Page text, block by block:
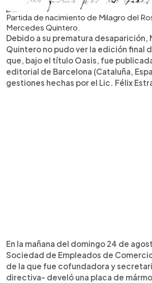
Partida de nacimiento de Milagro del
Mercedes Quintero.
Debido a su prematura desaparición,
Quintero no pudo ver la edición final
que, bajo el título Oasis, fue
editorial de Barcelona (Cataluña,
gestiones hechas por el Lic. Félix
En la mañana del domingo 24 de
Sociedad de Empleados de
de la que fue cofundadora y
directiva- develó una placa de